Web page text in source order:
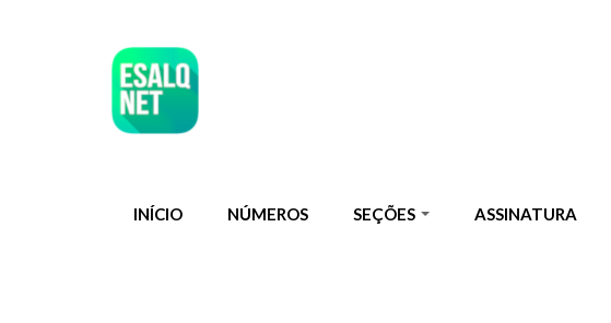
INÍCIO NÚMEROS SEÇÕES ASSINATURA